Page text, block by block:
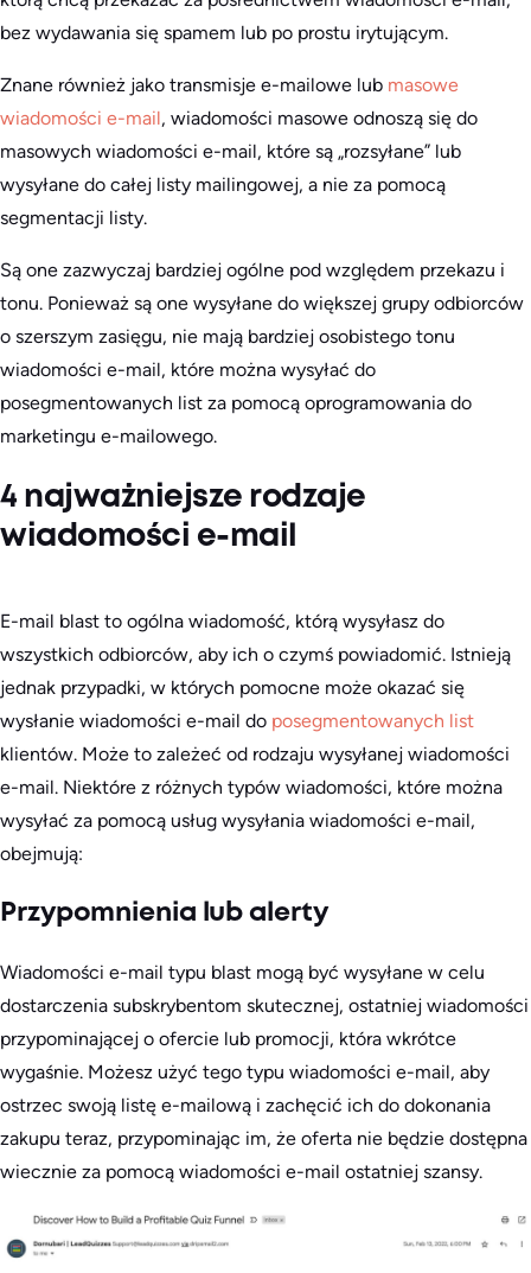
bez wydawania się spamem lub po prostu irytującym.
Znane również jako transmisje e-mailowe lub masowe
wiadomości e-mail, wiadomości masowe odnoszą się do
masowych wiadomości e-mail, które są „rozsyłane” lub
wysyłane do całej listy mailingowej, a nie za pomocą
segmentacji listy.
Są one zazwyczaj bardziej ogólne pod względem przekazu i
tonu. Ponieważ są one wysyłane do większej grupy odbiorców
o szerszym zasięgu, nie mają bardziej osobistego tonu
wiadomości e-mail, które można wysyłać do
posegmentowanych list za pomocą oprogramowania do
marketingu e-mailowego.
4 najważniejsze rodzaje
wiadomości e-mail
E-mail blast to ogólna wiadomość, którą wysyłasz do
wszystkich odbiorców, aby ich o czymś powiadomić. Istnieją
jednak przypadki, w których pomocne może okazać się
wysłanie wiadomości e-mail do posegmentowanych list
klientów. Może to zależeć od rodzaju wysyłanej wiadomości
e-mail. Niektóre z różnych typów wiadomości, które można
wysyłać za pomocą usług wysyłania wiadomości e-mail,
obejmują:
Przypomnienia lub alerty
Wiadomości e-mail typu blast mogą być wysyłane w celu
dostarczenia subskrybentom skutecznej, ostatniej wiadomości
przypominającej o ofercie lub promocji, która wkrótce
wygaśnie. Możesz użyć tego typu wiadomości e-mail, aby
ostrzec swoją listę e-mailową i zachęcić ich do dokonania
zakupu teraz, przypominając im, że oferta nie będzie dostępna
wiecznie za pomocą wiadomości e-mail ostatniej szansy.